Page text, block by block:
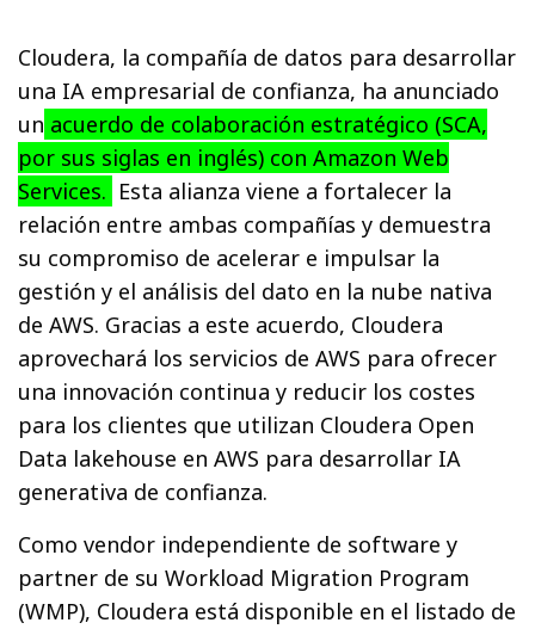
Cloudera, la compañía de datos para desarrollar
una IA empresarial de confianza, ha anunciado
un acuerdo de colaboración estratégico (SCA,
por sus siglas en inglés) con Amazon Web
Services. Esta alianza viene a fortalecer la
relación entre ambas compañías y demuestra
su compromiso de acelerar e impulsar la
gestión y el análisis del dato en la nube nativa
de AWS. Gracias a este acuerdo, Cloudera
aprovechará los servicios de AWS para ofrecer
una innovación continua y reducir los costes
para los clientes que utilizan Cloudera Open
Data lakehouse en AWS para desarrollar IA
generativa de confianza.
Como vendor independiente de software y
partner de su Workload Migration Program
(WMP), Cloudera está disponible en el listado de